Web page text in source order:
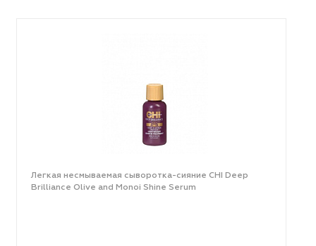
Легкая несмываемая сыворотка-сияние CHI Deep
Brilliance Olive and Monoi Shine Serum